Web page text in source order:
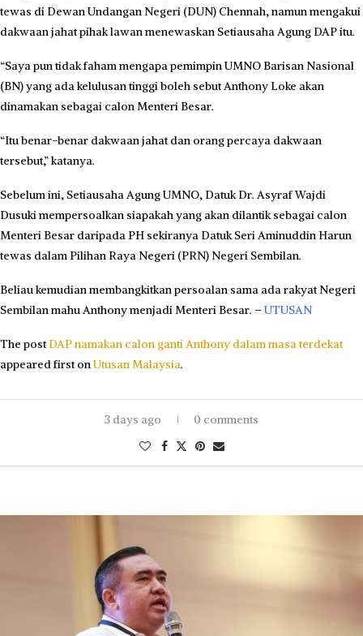
tewas di Dewan Undangan Negeri (DUN) Chennah, namun mengakui
dakwaan jahat pihak lawan menewaskan Setiausaha Agung DAP itu.
“Saya pun tidak faham mengapa pemimpin UMNO Barisan Nasional
(BN) yang ada kelulusan tinggi boleh sebut Anthony Loke akan
dinamakan sebagai calon Menteri Besar.
“Itu benar-benar dakwaan jahat dan orang percaya dakwaan
tersebut,” katanya.
Sebelum ini, Setiausaha Agung UMNO, Datuk Dr. Asyraf Wajdi
Dusuki mempersoalkan siapakah yang akan dilantik sebagai calon
Menteri Besar daripada PH sekiranya Datuk Seri Aminuddin Harun
tewas dalam Pilihan Raya Negeri (PRN) Negeri Sembilan.
Beliau kemudian membangkitkan persoalan sama ada rakyat Negeri
Sembilan mahu Anthony menjadi Menteri Besar. –UTUSAN
The postDAP namakan calon ganti Anthony dalam masa terdekat
appeared first onUtusan Malaysia.
3 days ago 0 comments